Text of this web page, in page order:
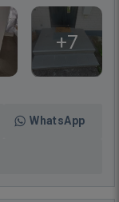
+7
WhatsApp